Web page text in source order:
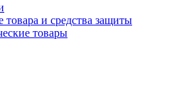
товара и средства защиты
товары